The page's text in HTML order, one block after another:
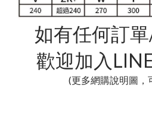
如有任何訂
歡迎加入
(更多網購說明圖，